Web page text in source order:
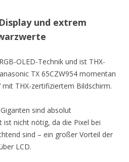
und extrem
OLED-Technik und ist THX-
TX 65CZW954 momentan
mit THX-zertifiziertem Bildschirm.
sind absolut
ist nicht nötig, da die Pixel bei
sind – ein großer Vorteil der
LCD.